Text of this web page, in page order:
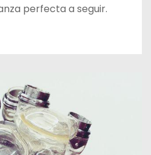
perfecta a seguir.